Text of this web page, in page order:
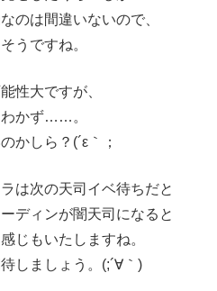
のは間違いないので、
うですね。
性大ですが、
わかず……。
かしら？(´ε｀；
は次の天司イベ待ちだと
ディンが闇天司になると
じもいたしますね。
しましょう。(;´∀｀)